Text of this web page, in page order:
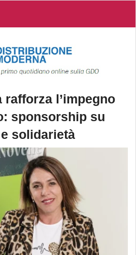
rafforza l’impegno
sponsorship su
solidarietà